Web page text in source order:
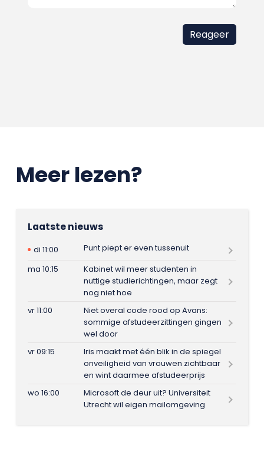
Meer lezen?
Laatste nieuws
di 11:00
Punt piept er even tussenuit
ma 10:15
Kabinet wil meer studenten in
nuttige studierichtingen, maar zegt
nog niet hoe
vr 11:00
Niet overal code rood op Avans:
sommige afstudeerzittingen gingen
wel door
vr 09:15
Iris maakt met één blik in de spiegel
onveiligheid van vrouwen zichtbaar
en wint daarmee afstudeerprijs
wo 16:00
Microsoft de deur uit? Universiteit
Utrecht wil eigen mailomgeving